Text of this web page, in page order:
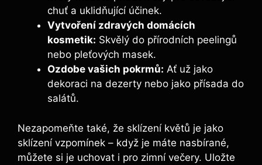
chuť a uklidňující účinek.
Vytvoření zdravých domácích
kosmetik: Skvělý do přírodních peelingů
nebo pleťových masek.
Ozdobe vašich pokrmů: Ať už jako
dekoraci na dezerty nebo jako přísada do
salátů.
Nezapomeňte také, že sklízení květů je jako
sklízení vzpomínek – když je máte nasbírané,
můžete si je uchovat i pro zimní večery. Uložte